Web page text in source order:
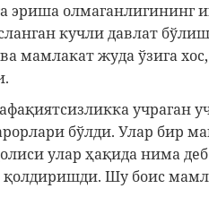
эриша олмаганлигининг
кучли давлат
мамлакат жуда ўзига
учраган
бўлди. Улар бир
улар ҳақида нима
Шу боис